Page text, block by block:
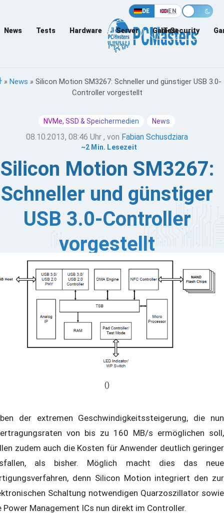
DE EN
News Tests Hardware Server Games
IT-Security
» News » Silicon Motion SM3267: Schneller und günstiger USB 3.0-
Controller vorgestellt
NVMe, SSD & Speichermedien News
08.10.2013, 08:46 Uhr , von Fabian Schusdziara
~2 Min. Lesezeit
Silicon Motion SM3267:
Schneller und günstiger
USB 3.0-Controller
vorgestellt
Unternehmen Silicon Motion Technology Corporation,
in der Entwicklung und Vermarktung von NAND-Flash-
für Solid-State-Laufwerke tätig ist, hat
dass heute das Sampling der neuen Single-
USB 3.0-Controller begonnen hat. Der SM3267
Chip wurde komplett neu entwickelt und bietet
eine bis zu 50 Prozent höhere Geschwindigkeit als
Controller der Konkurrenz.
()
der extremen Geschwindigkeitssteigerung, die nun
von bis zu 160 MB/s ermöglichen soll,
zudem auch die Kosten für Anwender deutlich geringer
als bisher. Möglich macht dies das neue
denn Silicon Motion integriert den zur
Schaltung notwendigen Quarzoszillator sowie
Power Management ICs nun direkt im Controller.